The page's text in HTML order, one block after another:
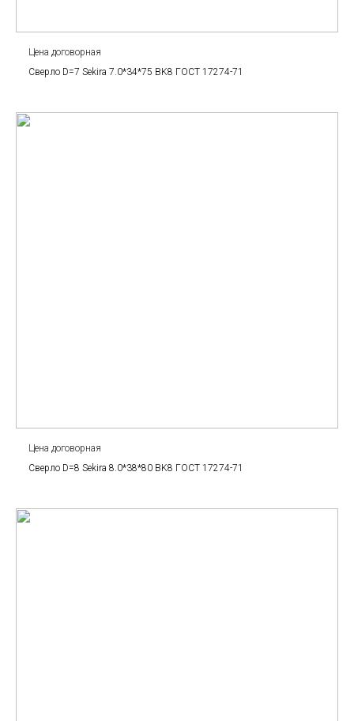
Цена договорная
Сверло D=7 Sekira 7.0*34*75 BK8 ГОСТ 17274-71
Цена договорная
Сверло D=8 Sekira 8.0*38*80 BK8 ГОСТ 17274-71